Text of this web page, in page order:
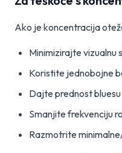
Ako je koncentracija
Minimizirajte vizualnu
Koristite jednobojne
Dajte prednost bluesu
Smanjite frekvenciju
Razmotrite